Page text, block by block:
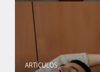
ARTÍCULOS